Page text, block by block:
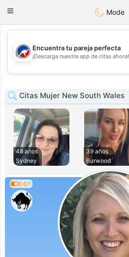
Australia
Toggle
Mode
💖
💕
Encuentra tu pareja perfecta
¡Descarga nuestra app de citas ahora!
Citas Mujer New South Wales
48 años
Sydney
39 años
Burwood
0.6/1